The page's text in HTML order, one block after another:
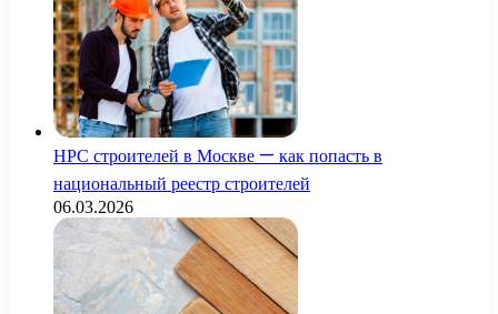
НРС строителей в Москве — как попасть в
национальный реестр строителей
06.03.2026